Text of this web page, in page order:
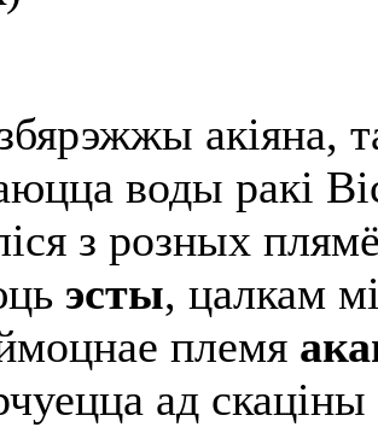
акіяна,
воды ракі
з розных
эсты, цалкам
племя
ад